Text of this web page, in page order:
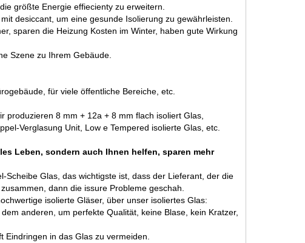
größte Energie effiecienty zu erweitern.
desiccant, um eine gesunde Isolierung zu gewährleisten.
sparen die Heizung Kosten im Winter, haben gute Wirkung
Szene zu Ihrem Gebäude.
für viele öffentliche Bereiche, etc.
produzieren 8 mm + 12a + 8 mm flach isoliert Glas
Verglasung Unit , Low e Tempered isolierte Glas, etc.
Leben, sondern auch Ihnen helfen, sparen mehr
Glas, das wichtigste ist, dass der Lieferant, der die
dann die issure Probleme geschah.
isolierte Gläser, über unser isoliertes Glas:
anderen, um perfekte Qualität, keine Blase, kein Kratzer,
in das Glas zu vermeiden.